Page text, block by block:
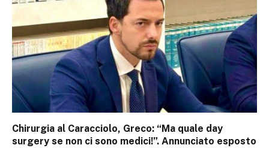
Chirurgia al Caracciolo, Greco: “Ma quale day
surgery se non ci sono medici!”. Annunciato esposto